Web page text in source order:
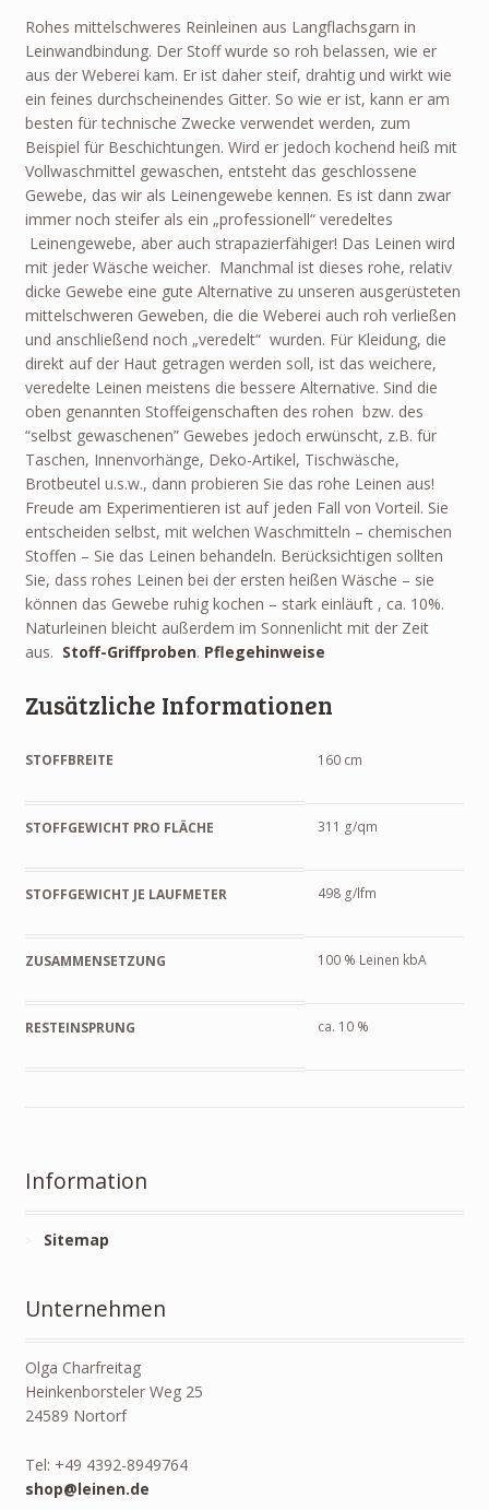
Rohes mittelschweres Reinleinen aus Langflachsgarn in
Leinwandbindung. Der Stoff wurde so roh belassen, wie er
aus der Weberei kam. Er ist daher steif, drahtig und wirkt wie
ein feines durchscheinendes Gitter. So wie er ist, kann er am
besten für technische Zwecke verwendet werden, zum
Beispiel für Beschichtungen. Wird er jedoch kochend heiß mit
Vollwaschmittel gewaschen, entsteht das geschlossene
Gewebe, das wir als Leinengewebe kennen. Es ist dann zwar
immer noch steifer als ein „professionell“ veredeltes
Leinengewebe, aber auch strapazierfähiger! Das Leinen wird
mit jeder Wäsche weicher. Manchmal ist dieses rohe, relativ
dicke Gewebe eine gute Alternative zu unseren ausgerüsteten
mittelschweren Geweben, die die Weberei auch roh verließen
und anschließend noch „veredelt“ wurden. Für Kleidung, die
direkt auf der Haut getragen werden soll, ist das weichere,
veredelte Leinen meistens die bessere Alternative. Sind die
oben genannten Stoffeigenschaften des rohen bzw. des
“selbst gewaschenen” Gewebes jedoch erwünscht, z.B. für
Taschen, Innenvorhänge, Deko-Artikel, Tischwäsche,
Brotbeutel u.s.w., dann probieren Sie das rohe Leinen aus!
Freude am Experimentieren ist auf jeden Fall von Vorteil. Sie
entscheiden selbst, mit welchen Waschmitteln – chemischen
Stoffen – Sie das Leinen behandeln. Berücksichtigen sollten
Sie, dass rohes Leinen bei der ersten heißen Wäsche – sie
können das Gewebe ruhig kochen – stark einläuft , ca. 10%.
Naturleinen bleicht außerdem im Sonnenlicht mit der Zeit
aus. Stoff-Griffproben. Pflegehinweise
Zusätzliche Informationen
STOFFBREITE 160 cm
STOFFGEWICHT PRO FLÄCHE 311 g/qm
STOFFGEWICHT JE LAUFMETER 498 g/lfm
ZUSAMMENSETZUNG 100 % Leinen kbA
RESTEINSPRUNG ca. 10 %
Information
Sitemap
Unternehmen
Olga Charfreitag
Heinkenborsteler Weg 25
24589 Nortorf
Tel: +49 4392-8949764
shop@leinen.de